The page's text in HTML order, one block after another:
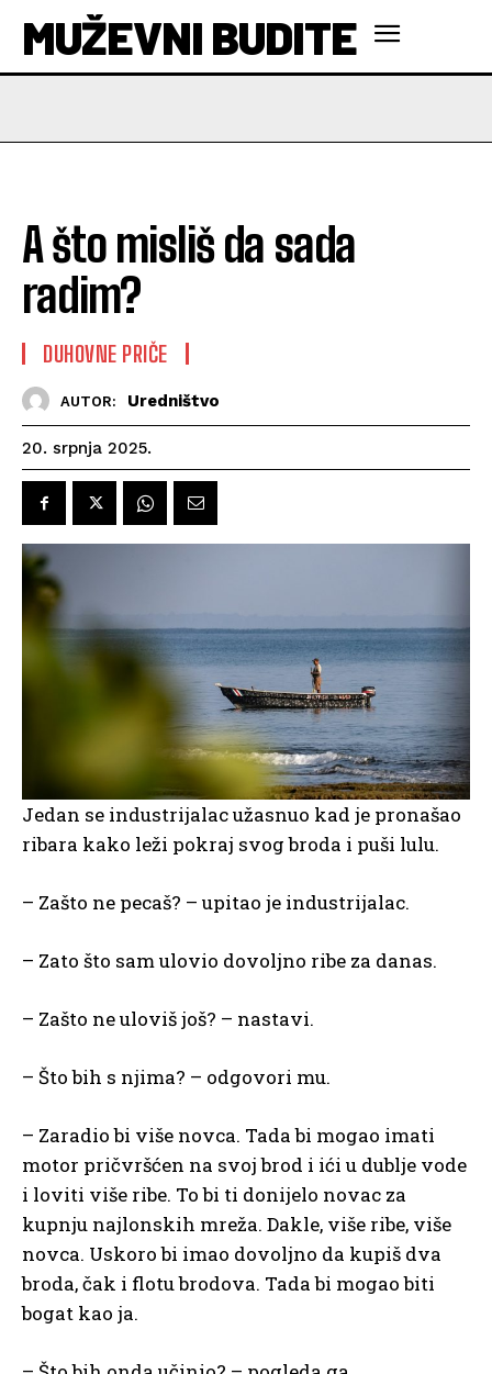
MUŽEVNI BUDITE
A što misliš da sada
radim?
DUHOVNE PRIČE
AUTOR: Uredništvo
20. srpnja 2025.
Jedan se industrijalac užasnuo kad je pronašao
ribara kako leži pokraj svog broda i puši lulu.
– Zašto ne pecaš? – upitao je industrijalac.
– Zato što sam ulovio dovoljno ribe za danas.
– Zašto ne uloviš još? – nastavi.
– Što bih s njima? – odgovori mu.
– Zaradio bi više novca. Tada bi mogao imati
motor pričvršćen na svoj brod i ići u dublje vode
i loviti više ribe. To bi ti donijelo novac za
kupnju najlonskih mreža. Dakle, više ribe, više
novca. Uskoro bi imao dovoljno da kupiš dva
broda, čak i flotu brodova. Tada bi mogao biti
bogat kao ja.